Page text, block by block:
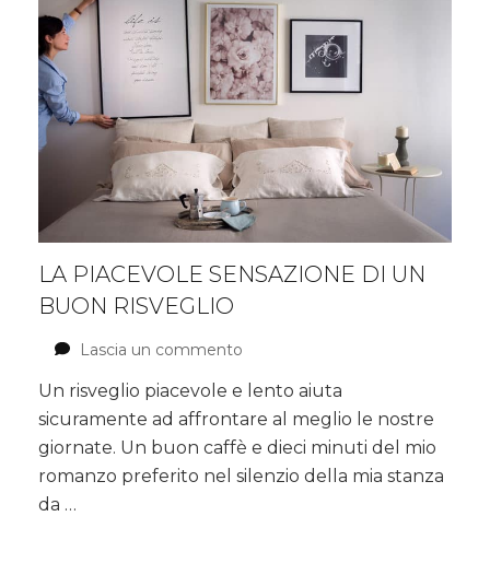
LA PIACEVOLE SENSAZIONE DI UN
BUON RISVEGLIO
Lascia un commento
piacevole
sensazione
di
un
buon
Un risveglio piacevole e lento aiuta
sicuramente ad affrontare al meglio le nostre
giornate. Un buon caffè e dieci minuti del mio
romanzo preferito nel silenzio della mia stanza
da …